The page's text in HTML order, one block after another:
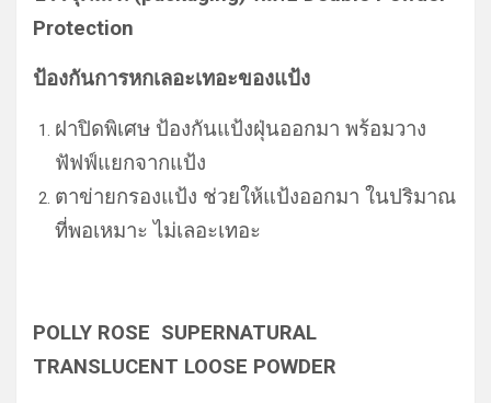
Protection
ป้องกันการหกเลอะเทอะของแป้ง
ฝาปิดพิเศษ ป้องกันแป้งฝุ่นออกมา พร้อมวาง
ฟัฟฟ์แยกจากแป้ง
ตาข่ายกรองแป้ง ช่วยให้แป้งออกมา ในปริมาณ
ที่พอเหมาะ ไม่เลอะเทอะ
POLLY ROSE SUPERNATURAL
TRANSLUCENT LOOSE POWDER